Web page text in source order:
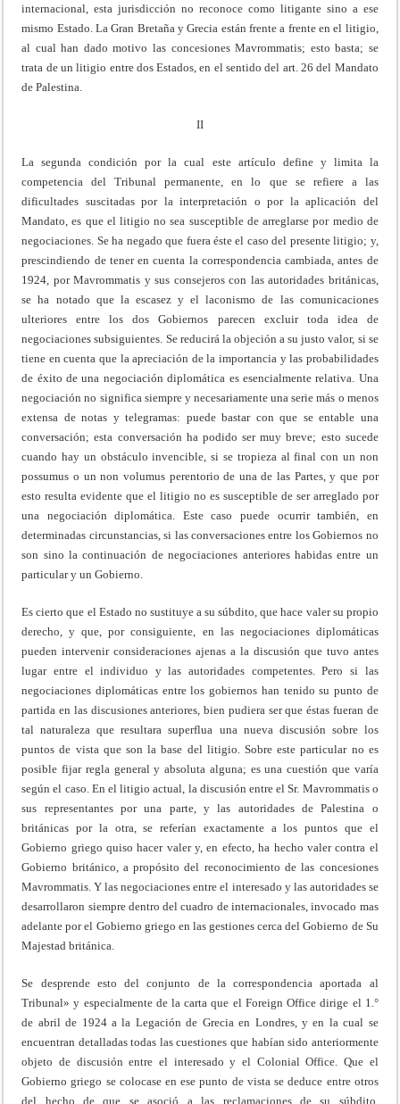
internacional, esta jurisdicción no reconoce como litigante sino a ese
mismo Estado. La Gran Bretaña y Grecia están frente a frente en el litigio,
al cual han dado motivo las concesiones Mavrommatis; esto basta; se
trata de un litigio entre dos Estados, en el sentido del art. 26 del Mandato
de Palestina.
II
La segunda condición por la cual este artículo define y limita la
competencia del Tribunal permanente, en lo que se refiere a las
dificultades suscitadas por la interpretación o por la aplicación del
Mandato, es que el litigio no sea susceptible de arreglarse por medio de
negociaciones. Se ha negado que fuera éste el caso del presente litigio; y,
prescindiendo de tener en cuenta la correspondencia cambiada, antes de
1924, por Mavrommatis y sus consejeros con las autoridades británicas,
se ha notado que la escasez y el laconismo de las comunicaciones
ulteriores entre los dos Gobiernos parecen excluir toda idea de
negociaciones subsiguientes. Se reducirá la objeción a su justo valor, si se
tiene en cuenta que la apreciación de la importancia y las probabilidades
de éxito de una negociación diplomática es esencialmente relativa. Una
negociación no significa siempre y necesariamente una serie más o menos
extensa de notas y telegramas: puede bastar con que se entable una
conversación; esta conversación ha podido ser muy breve; esto sucede
cuando hay un obstáculo invencible, si se tropieza al final con un non
possumus o un non volumus perentorio de una de las Partes, y que por
esto resulta evidente que el litigio no es susceptible de ser arreglado por
una negociación diplomática. Este caso puede ocurrir también, en
determinadas circunstancias, si las conversaciones entre los Gobiernos no
son sino la continuación de negociaciones anteriores habidas entre un
particular y un Gobierno.
Es cierto que el Estado no sustituye a su súbdito, que hace valer su propio
derecho, y que, por consiguiente, en las negociaciones diplomáticas
pueden intervenir consideraciones ajenas a la discusión que tuvo antes
lugar entre el individuo y las autoridades competentes. Pero si las
negociaciones diplomáticas entre los gobiernos han tenido su punto de
partida en las discusiones anteriores, bien pudiera ser que éstas fueran de
tal naturaleza que resultara superflua una nueva discusión sobre los
puntos de vista que son la base del litigio. Sobre este particular no es
posible fijar regla general y absoluta alguna; es una cuestión que varía
según el caso. En el litigio actual, la discusión entre el Sr. Mavrommatis o
sus representantes por una parte, y las autoridades de Palestina o
británicas por la otra, se referían exactamente a los puntos que el
Gobierno griego quiso hacer valer y, en efecto, ha hecho valer contra el
Gobierno británico, a propósito del reconocimiento de las concesiones
Mavrommatis. Y las negociaciones entre el interesado y las autoridades se
desarrollaron siempre dentro del cuadro de internacionales, invocado mas
adelante por el Gobierno griego en las gestiones cerca del Gobierno de Su
Majestad británica.
Se desprende esto del conjunto de la correspondencia aportada al
Tribunal» y especialmente de la carta que el Foreign Office dirige el 1.°
de abril de 1924 a la Legación de Grecia en Londres, y en la cual se
encuentran detalladas todas las cuestiones que habían sido anteriormente
objeto de discusión entre el interesado y el Colonial Office. Que el
Gobierno griego se colocase en ese punto de vista se deduce entre otros
del hecho de que se asoció a las reclamaciones de su súbdito,